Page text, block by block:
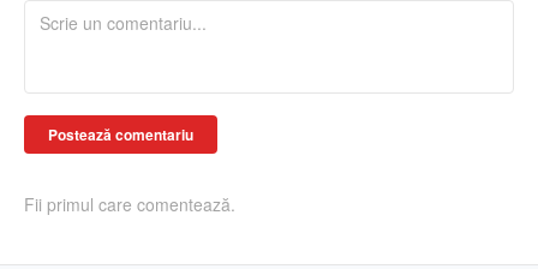
Postează comentariu
Fii primul care comentează.